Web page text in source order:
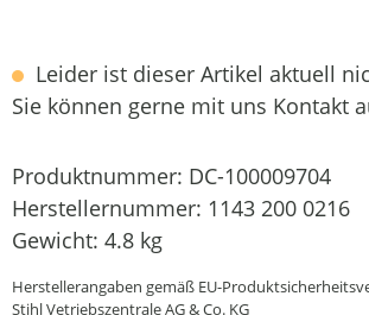
Leider ist dieser Artikel aktuell
Sie können gerne mit uns Kontakt
Produktnummer: DC-100009704
Herstellernummer: 1143 200 0216
Gewicht: 4.8 kg
Herstellerangaben gemäß EU-
Stihl Vetriebszentrale AG & Co. KG